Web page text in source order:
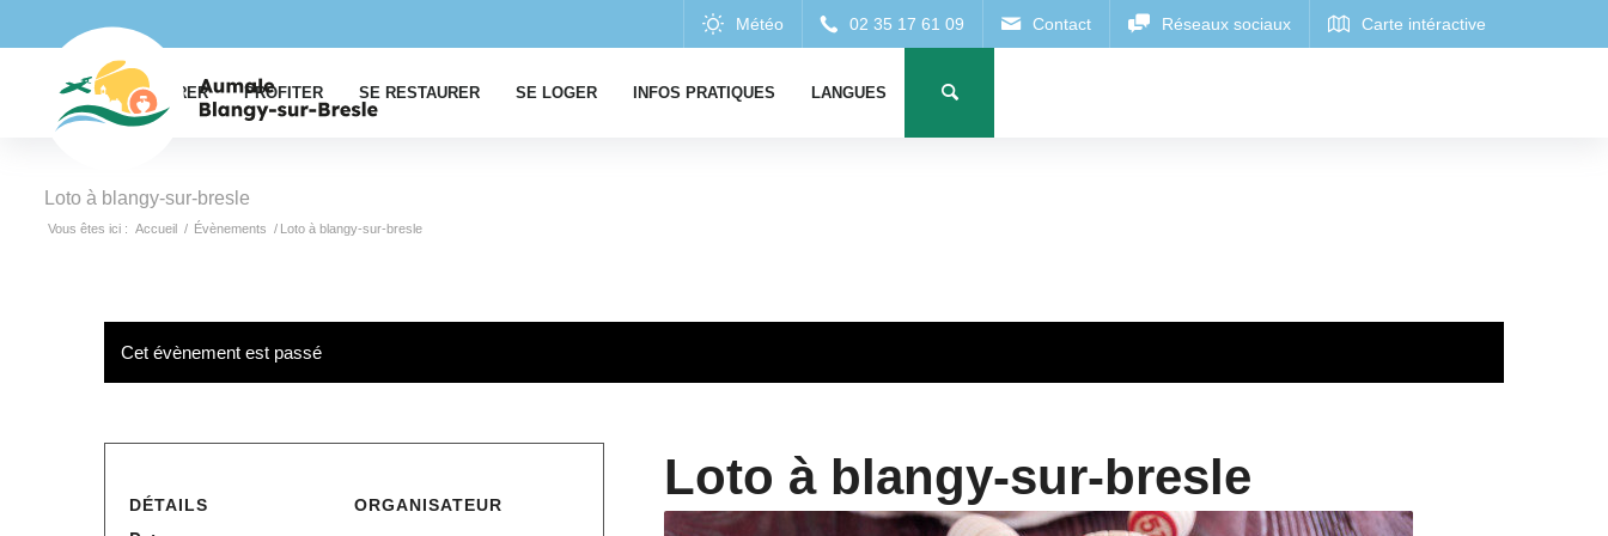
EXPLORER PROFITER SE RESTAURER SE LOGER INFOS PRATIQUES LANGUES
Loto à blangy-sur-bresle
Vous êtes ici : Accueil / Évènements / Loto à blangy-sur-bresle
Cet évènement est passé
Loto à blangy-sur-bresle
DÉTAILS ORGANISATEUR